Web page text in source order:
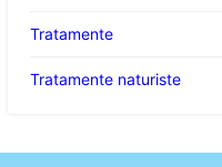
Tratamente
Tratamente naturiste